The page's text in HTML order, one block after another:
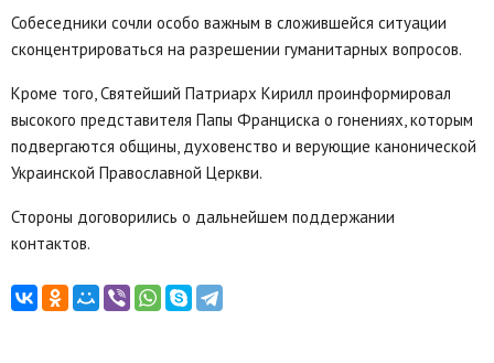
Собеседники сочли особо важным в сложившейся ситуации
сконцентрироваться на разрешении гуманитарных вопросов.
Кроме того, Святейший Патриарх Кирилл проинформировал
высокого представителя Папы Франциска о гонениях, которым
подвергаются общины, духовенство и верующие канонической
Украинской Православной Церкви.
Стороны договорились о дальнейшем поддержании
контактов.